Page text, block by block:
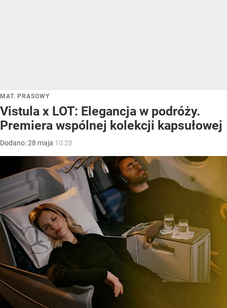
MAT. PRASOWY
Vistula x LOT: Elegancja w podróży.
Premiera wspólnej kolekcji kapsułowej
Dodano:28 maja 10:28